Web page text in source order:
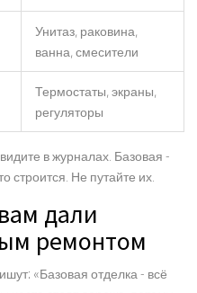
Унитаз, раковина,
ванна, смесители
Термостаты, экраны,
регуляторы
в журналах. Базовая -
строится. Не путайте их.
дали
ремонтом
«Базовая отделка - всё